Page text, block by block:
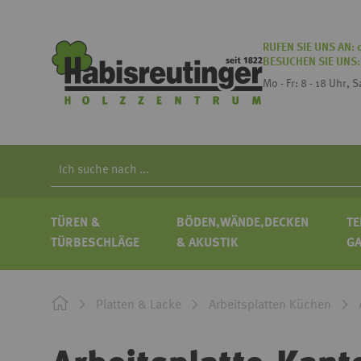
RUFEN SIE UNS AN:
BESUCHEN SIE
Mo - Fr: 8 - 18 Uhr,
Search
TÜREN &
TÜRBESCHLÄGE
BÖDEN,WÄNDE,DECKEN
& AKUSTIK
Platten & Lacke Arbeitsplatten Küchen